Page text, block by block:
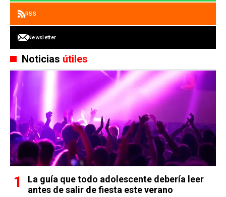
RSS
Newsletter
Noticias útiles
La guía que todo adolescente debería leer
antes de salir de fiesta este verano